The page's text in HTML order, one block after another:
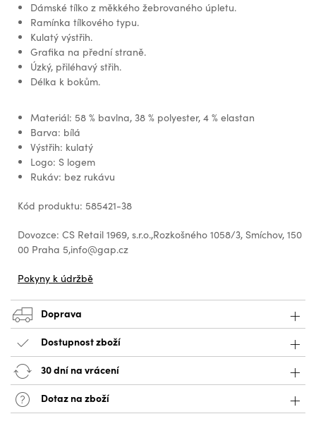
Dámské tílko z měkkého žebrovaného úpletu.
Ramínka tílkového typu.
Kulatý výstřih.
Grafika na přední straně.
Úzký, přiléhavý střih.
Délka k bokům.
Materiál: 58 % bavlna, 38 % polyester, 4 % elastan
Barva: bílá
Výstřih: kulatý
Logo: S logem
Rukáv: bez rukávu
Kód produktu: 585421-38
Dovozce: CS Retail 1969, s.r.o.,Rozkošného 1058/3, Smíchov, 150
00 Praha 5,info@gap.cz
Pokyny k údržbě
Doprava
Dostupnost zboží
30 dní na vrácení
Dotaz na zboží